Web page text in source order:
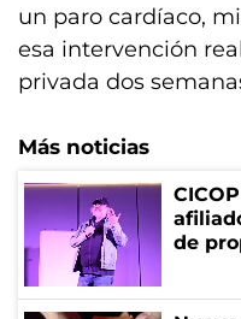
un paro cardíaco,
esa intervención
privada dos
Más noticias
de